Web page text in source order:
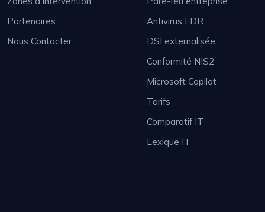
Partenaires
Nous Contacter
Antivirus EDR
DSI externalisée
Conformité NIS2
Microsoft Copilot
Tarifs
Comparatif IT
Lexique IT